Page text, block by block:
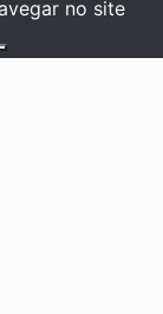
no site